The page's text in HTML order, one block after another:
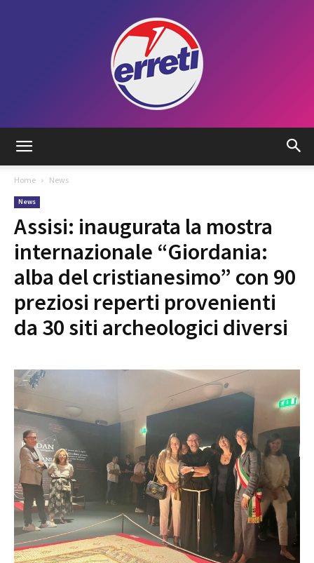
Home News
News
Assisi: inaugurata la mostra
internazionale “Giordania:
alba del cristianesimo” con 90
preziosi reperti provenienti
da 30 siti archeologici diversi